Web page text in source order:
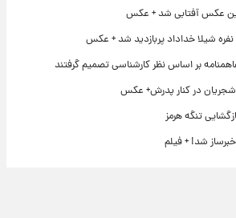
این عکس آفتابی شد + عکس
بر اساس نظر کارشناسی تصمیم گرفتند
در کنار پدرش+ عکس
تنگه هرمز
شد! + فیلم